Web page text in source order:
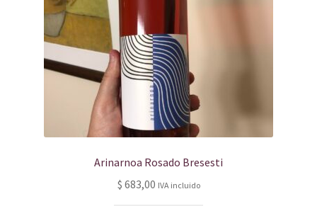
Arinarnoa Rosado Bresesti
$ 683,00 IVA incluido